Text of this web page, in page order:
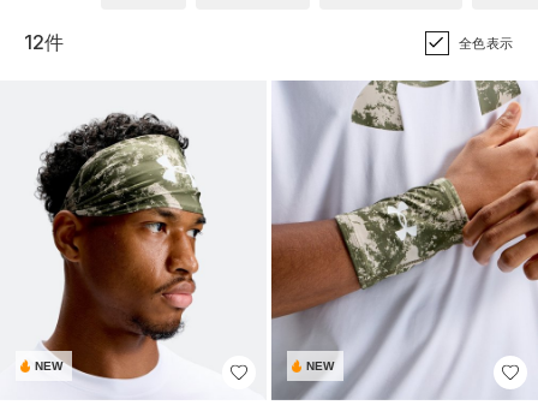
12件 全色表示
NEW NEW